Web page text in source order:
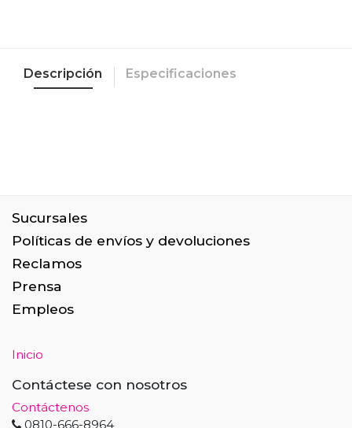
Descripción Especificaciones
Sucursales
Políticas de envíos y devoluciones
Reclamos
Prensa
Empleos
Inicio
Contáctese con nosotros
Contáctenos
0810-666-8964